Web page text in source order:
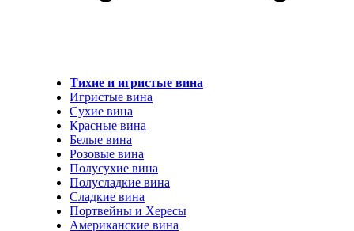
Тихие и игристые вина
Игристые вина
Сухие вина
Красные вина
Белые вина
Розовые вина
Полусухие вина
Полусладкие вина
Сладкие вина
Портвейны и Хересы
Американские вина